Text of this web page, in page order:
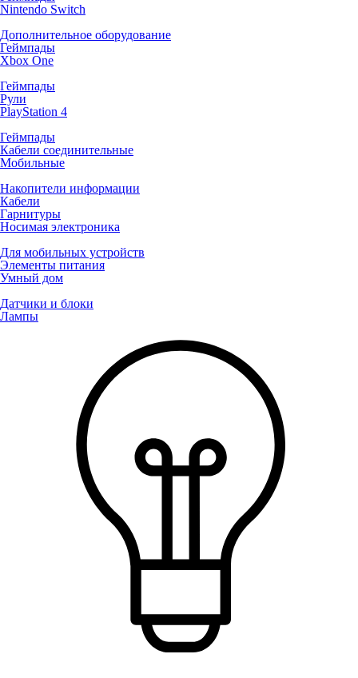
Nintendo Switch
Дополнительное оборудование
Геймпады
Xbox One
Геймпады
Рули
PlayStation 4
Геймпады
Кабели соединительные
Мобильные
Накопители информации
Кабели
Гарнитуры
Носимая электроника
Для мобильных устройств
Элементы питания
Умный дом
Датчики и блоки
Лампы